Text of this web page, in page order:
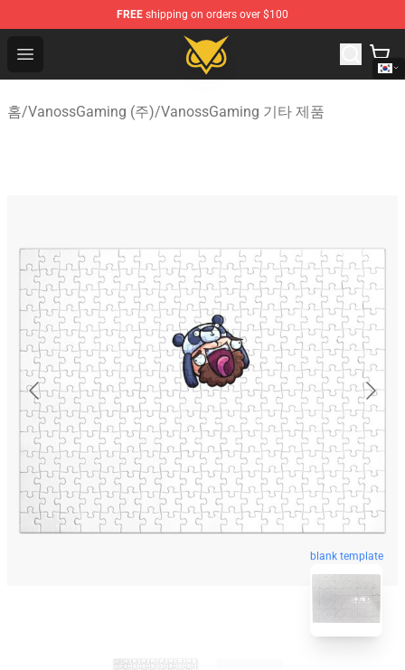
FREE shipping on orders over $100
Open menu
Vanossgaming Store - Official Vanossgaming
홈/VanossGaming (주)/VanossGaming 기타 제품
blank template